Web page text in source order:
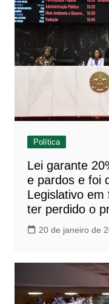
Política
Lei garante
e pardos e foi
Legislativo
ter perdido o
20 de janeiro de